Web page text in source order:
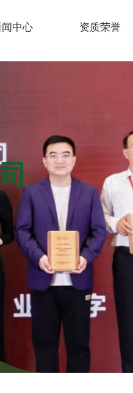
闻中心 资质荣誉